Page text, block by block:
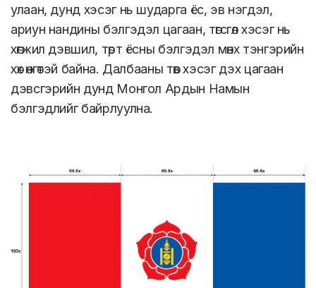
улаан, дунд хэсэг нь шударга ёс, эв нэгдэл,
ариун нандины бэлгэдэл цагаан, төгсгөл хэсэг нь
хөгжил дэвшил, төрт ёсны бэлгэдэл мөнх тэнгэрийн
хөх өнгөтэй байна. Далбааны төв хэсэг дэх цагаан
дэвсгэрийн дунд Монгол Ардын Намын
бэлгэдлийг байрлуулна.